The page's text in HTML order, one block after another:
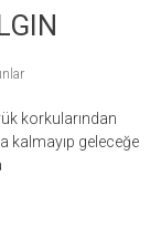
korkularından
kalmayıp geleceğe